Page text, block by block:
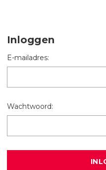
Inloggen
E-mailadres:
Wachtwoord: